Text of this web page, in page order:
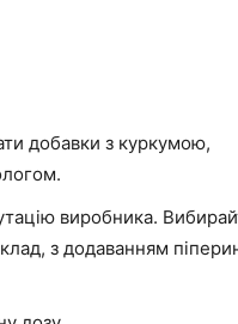
добавки з куркумою,
виробника.
з додаванням